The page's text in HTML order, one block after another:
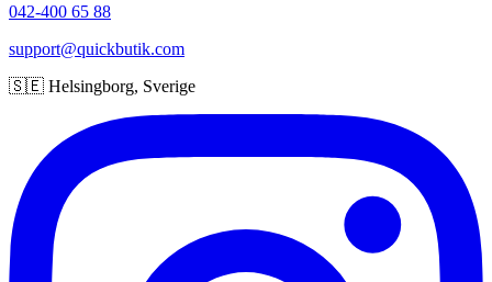
042-400 65 88
support@quickbutik.com
🇸🇪 Helsingborg, Sverige